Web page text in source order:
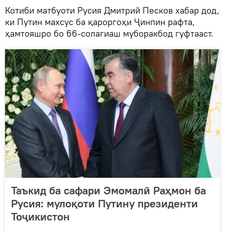
Котиби матбуоти Русия Дмитрий Песков хабар дод,
ки Путин махсус ба қароргоҳи Ҷинпин рафта,
ҳамтояшро бо 66-солагиаш муборакбод гуфтааст.
Таъкид ба сафари Эмомалӣ Раҳмон ба
Русия: мулоқоти Путину президенти
Тоҷикистон